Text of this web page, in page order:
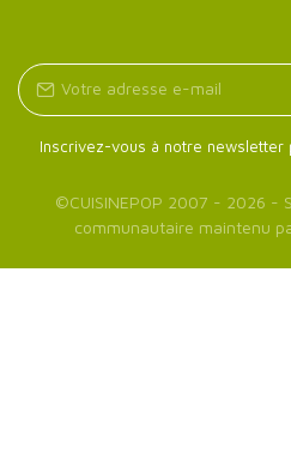
Inscrivez-vous à notre newsletter
©CUISINEPOP 2007 - 2026 -
communautaire maintenu